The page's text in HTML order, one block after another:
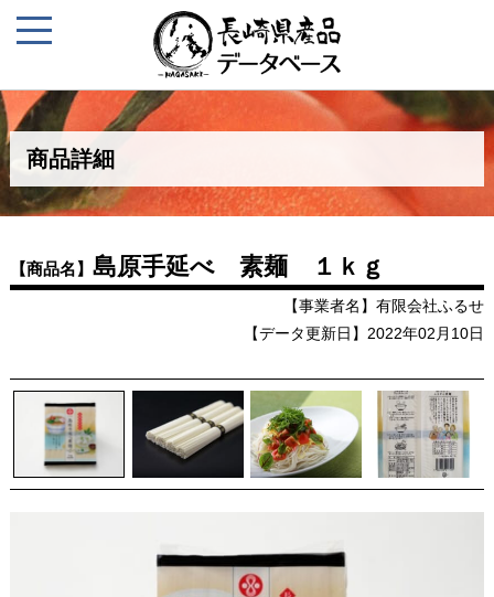
商品詳細
【商品名】 島原手延べ 素麺 １ｋｇ
【事業者名】有限会社ふるせ
【データ更新日】2022年02月10日